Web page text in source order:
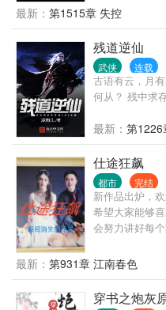
天，内心呐喊
味，下辈子一
介意！ 蜡烛忽
有触及的权利
最新： 第1515章 失控
残道逆仙
武侠 连载
古语有云，月
何从？ 残中求
最新： 第1226
仕途狂飙
都市 完结
新作品出炉，
希望大家能够
会努力讲好每个
最新： 第931章 江南春色
穿书之炮灰